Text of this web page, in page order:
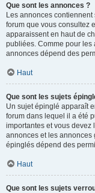
Que sont les annonces ?
Les annonces
forum que vous consultez
apparaissent en haut de
publiées. Comme pour
annonces dépend des
Haut
Que sont les sujets
Un sujet épinglé apparaît
forum dans lequel il a été
importantes et vous devez
annonces et les
épinglés dépend des
Haut
Que sont les sujets